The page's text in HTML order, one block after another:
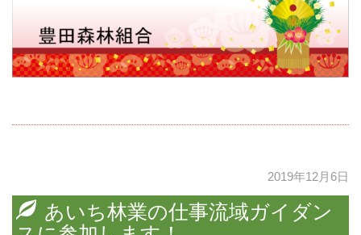
2019年12月6日
あいち林業の仕事流域ガイダン